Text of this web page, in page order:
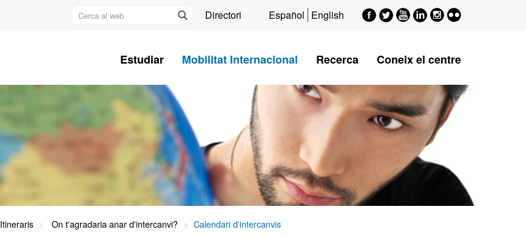
Cerca
Directori Español English Facebook
Twitter
Youtube
LinkedIn
Instagram
Flickr
Estudiar Mobilitat Internacional Recerca Coneix el centre
Itineraris On t'agradaria anar d'intercanvi? Calendari d'intercanvis